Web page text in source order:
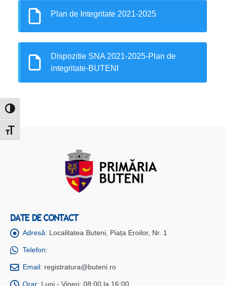
Toggle High Contrast
Toggle Font size
Plan de Integritate 2021-2025
Dispozitie SNA 2021-2025-Plan de
integritate-BUTENI
DATE DE CONTACT
Adresă: Localitatea Buteni, Piața Eroilor, Nr. 1
Telefon:
Email: registratura@buteni.ro
Orar: Luni - Vineri: 08:00 la 16:00